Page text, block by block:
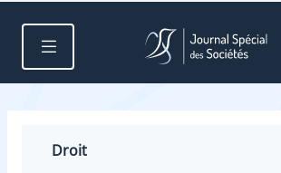
Droit